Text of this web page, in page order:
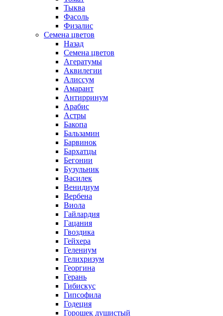
Тыква
Фасоль
Физалис
Семена цветов
Назад
Семена цветов
Агератумы
Аквилегии
Алиссум
Амарант
Антирринум
Арабис
Астры
Бакопа
Бальзамин
Барвинок
Бархатцы
Бегонии
Бузульник
Василек
Венидиум
Вербена
Виола
Гайлардия
Гацания
Гвоздика
Гейхера
Гелениум
Гелихризум
Георгина
Герань
Гибискус
Гипсофила
Годеция
Горошек душистый